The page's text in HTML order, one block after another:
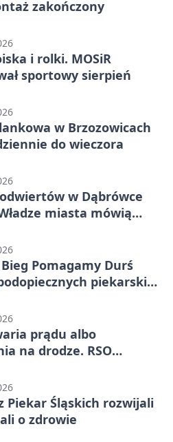
zakończony
i rolki. MOSiR
sportowy sierpień
w Brzozowicach
do wieczora
w Dąbrówce
miasta mówią
Pomagamy Durś
piekarskich
prądu albo
na drodze. RSO
Piekar Śląskich rozwijali
o zdrowie